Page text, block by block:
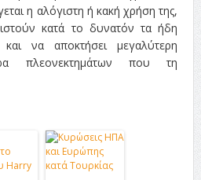
η αλόγιστη ή κακή χρήση της,
κατά το δυνατόν τα ήδη
και να αποκτήσει μεγαλύτερη
πλεονεκτημάτων που τη